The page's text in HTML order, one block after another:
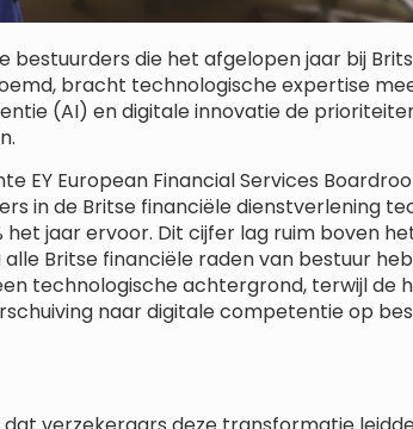
bestuurders die het afgelopen jaar bij
bracht technologische expertise
(AI) en digitale innovatie de
EY European Financial Services
in de Britse financiële dienstverlening
het jaar ervoor. Dit cijfer lag ruim boven
alle Britse financiële raden van bestuur
technologische achtergrond, terwijl de
naar digitale competentie op